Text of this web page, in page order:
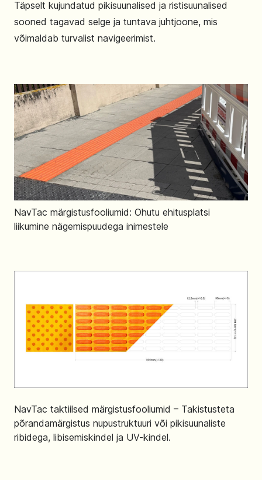
Täpselt kujundatud pikisuunalised ja ristisuunalised
sooned tagavad selge ja tuntava juhtjoone, mis
võimaldab turvalist navigeerimist.
NavTac märgistusfooliumid: Ohutu ehitusplatsi
liikumine nägemispuudega inimestele
NavTac taktiilsed märgistusfooliumid – Takistusteta
põrandamärgistus nupustruktuuri või pikisuunaliste
ribidega, libisemiskindel ja UV-kindel.